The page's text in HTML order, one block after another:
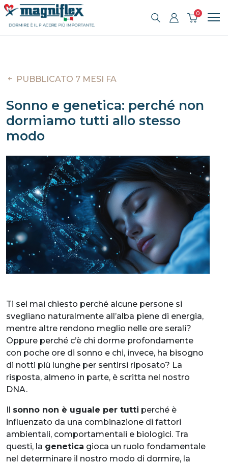
0
PUBBLICATO 7 MESI FA
Sonno e genetica: perché non
dormiamo tutti allo stesso
modo
Ti sei mai chiesto perché alcune persone si
svegliano naturalmente all’alba piene di energia,
mentre altre rendono meglio nelle ore serali?
Oppure perché c’è chi dorme profondamente
con poche ore di sonno e chi, invece, ha bisogno
di notti più lunghe per sentirsi riposato? La
risposta, almeno in parte, è scritta nel nostro
DNA.
sonno non è uguale per tutti perché è
influenzato da una combinazione di fattori
ambientali, comportamentali e biologici. Tra
questi, la genetica gioca un ruolo fondamentale
nel determinare il nostro modo di dormire, la